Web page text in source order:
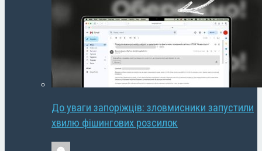
До уваги запоріжців: зловмисники запустили
хвилю фішингових розсилок